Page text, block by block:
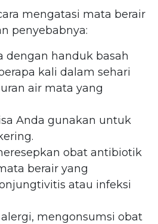
mengatasi mata berair
penyebabnya:
dengan handuk basah
kali dalam sehari
air mata yang
Anda gunakan untuk
obat antibiotik
berair yang
atau infeksi
mengonsumsi obat